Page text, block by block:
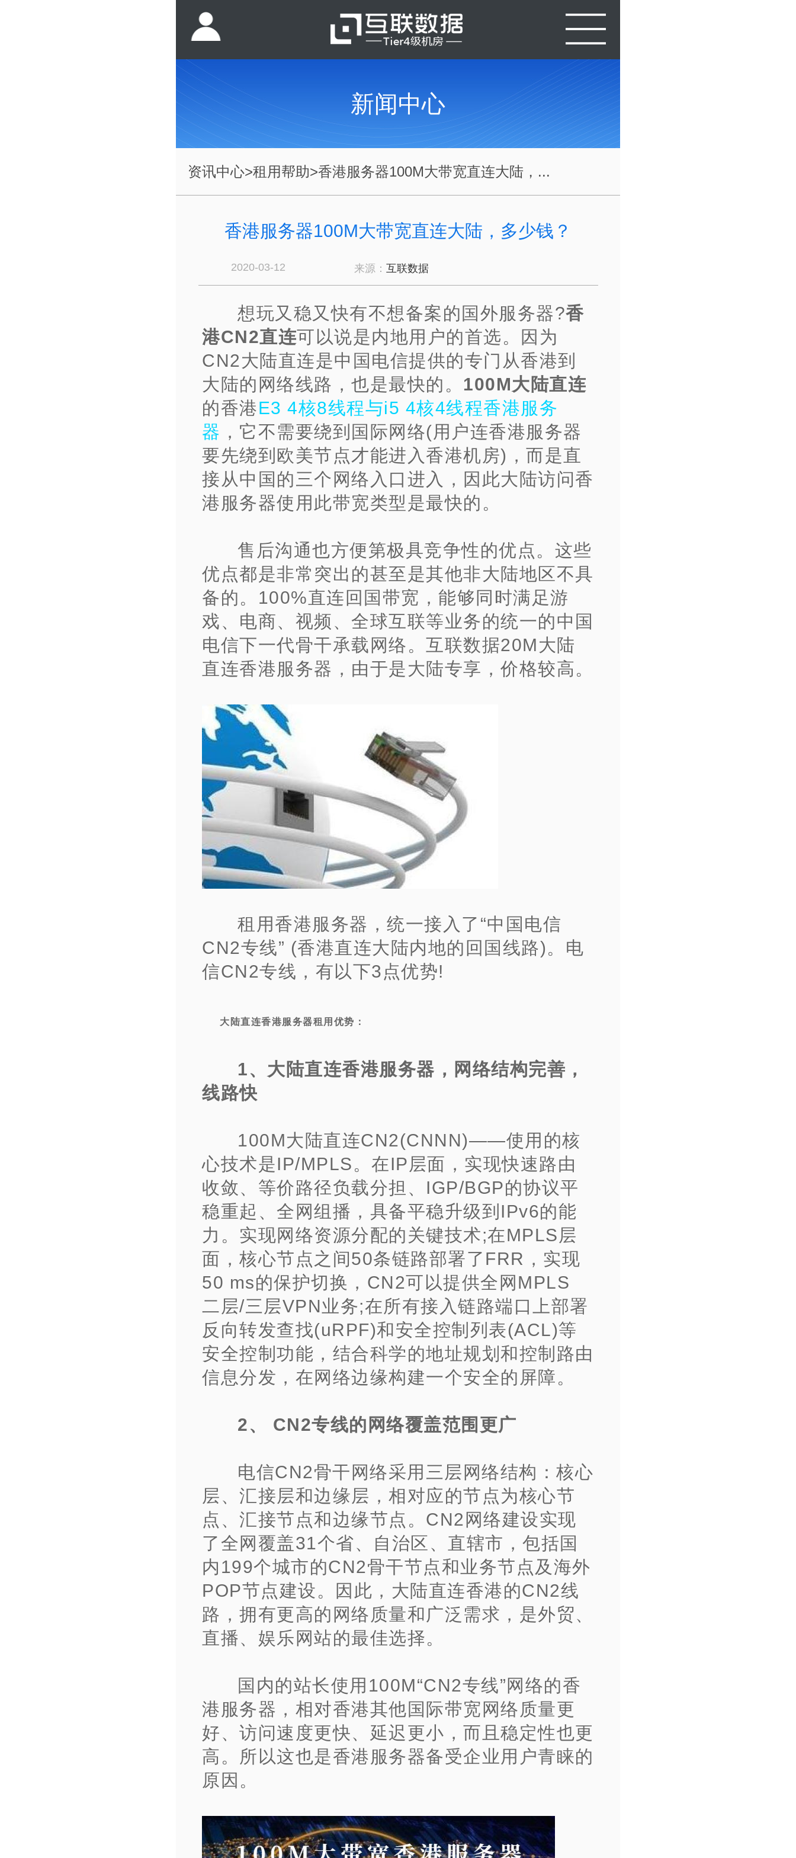
新闻中心
资讯中心>租用帮助>香港服务器100M大带宽直连大陆，...
香港服务器100M大带宽直连大陆，多少钱？
2020-03-12 来源： 互联数据
想玩又稳又快有不想备案的国外服务器?香
港CN2直连可以说是内地用户的首选。因为
CN2大陆直连是中国电信提供的专门从香港到
大陆的网络线路，也是最快的。 100M大陆直连
的香港E3 4核8线程与i5 4核4线程香港服务
器 ，它不需要绕到国际网络(用户连香港服务器
要先绕到欧美节点才能进入香港机房)，而是直
接从中国的三个网络入口进入，因此大陆访问香
港服务器使用此带宽类型是最快的。
售后沟通也方便第极具竞争性的优点。这些
优点都是非常突出的甚至是其他非大陆地区不具
备的。100%直连回国带宽，能够同时满足游
戏、电商、视频、全球互联等业务的统一的中国
电信下一代骨干承载网络。互联数据20M大陆
直连香港服务器，由于是大陆专享，价格较高。
租用香港服务器，统一接入了“中国电信
CN2专线” (香港直连大陆内地的回国线路)。电
信CN2专线，有以下3点优势!
大陆直连香港服务器租用优势：
1、大陆直连香港服务器，网络结构完善，
线路快
100M大陆直连CN2(CNNN)——使用的核
心技术是IP/MPLS。在IP层面，实现快速路由
收敛、等价路径负载分担、IGP/BGP的协议平
稳重起、全网组播，具备平稳升级到IPv6的能
力。实现网络资源分配的关键技术;在MPLS层
面，核心节点之间50条链路部署了FRR，实现
50 ms的保护切换，CN2可以提供全网MPLS
二层/三层VPN业务;在所有接入链路端口上部署
反向转发查找(uRPF)和安全控制列表(ACL)等
安全控制功能，结合科学的地址规划和控制路由
信息分发，在网络边缘构建一个安全的屏障。
2、 CN2专线的网络覆盖范围更广
电信CN2骨干网络采用三层网络结构：核心
层、汇接层和边缘层，相对应的节点为核心节
点、汇接节点和边缘节点。CN2网络建设实现
了全网覆盖31个省、自治区、直辖市，包括国
内199个城市的CN2骨干节点和业务节点及海外
POP节点建设。因此，大陆直连香港的CN2线
路，拥有更高的网络质量和广泛需求，是外贸、
直播、娱乐网站的最佳选择。
国内的站长使用100M“CN2专线”网络的香
港服务器，相对香港其他国际带宽网络质量更
好、访问速度更快、延迟更小，而且稳定性也更
高。所以这也是香港服务器备受企业用户青睐的
原因。